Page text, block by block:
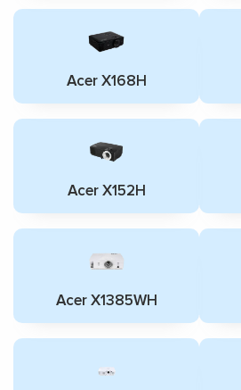
Acer X168H
Acer X152H
Acer X1385WH